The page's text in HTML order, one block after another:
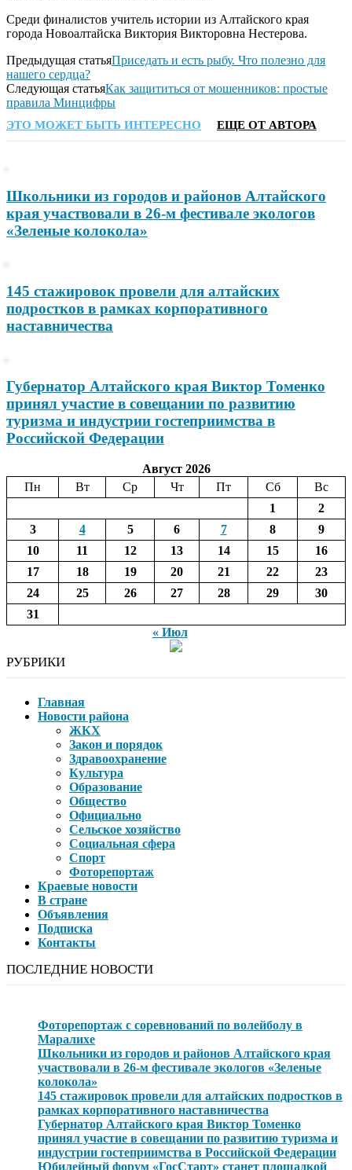
Среди финалистов учитель истории из Алтайского края
города Новоалтайска Виктория Викторовна Нестерова.
Предыдущая статьяПриседать и есть рыбу. Что полезно для
нашего сердца?
Следующая статьяКак защититься от мошенников: простые
правила Минцифры
ЭТО МОЖЕТ БЫТЬ ИНТЕРЕСНО ЕЩЕ ОТ АВТОРА
Школьники из городов и районов Алтайского
края участвовали в 26-м фестивале экологов
«Зеленые колокола»
145 стажировок провели для алтайских
подростков в рамках корпоративного
наставничества
Губернатор Алтайского края Виктор Томенко
принял участие в совещании по развитию
туризма и индустрии гостеприимства в
Российской Федерации
Август 2026
Пн
Вт Ср Чт Пт Сб
Вс
1
2
3
4 5 6 7 8
9
10
11 12 13 14 15
16
17
18 19 20 21 22
23
24
25 26 27 28 29
30
31
« Июл
РУБРИКИ
Главная
Новости района
ЖКХ
Закон и порядок
Здравоохранение
Культура
Образование
Общество
Официально
Сельское хозяйство
Социальная сфера
Спорт
Фоторепортаж
Краевые новости
В стране
Объявления
Подписка
Контакты
ПОСЛЕДНИЕ НОВОСТИ
Фоторепортаж с соревнований по волейболу в
Маралихе
Школьники из городов и районов Алтайского края
участвовали в 26-м фестивале экологов «Зеленые
колокола»
145 стажировок провели для алтайских подростков в
рамках корпоративного наставничества
Губернатор Алтайского края Виктор Томенко
принял участие в совещании по развитию туризма и
индустрии гостеприимства в Российской Федерации
Юбилейный форум «ГосСтарт» станет площадкой